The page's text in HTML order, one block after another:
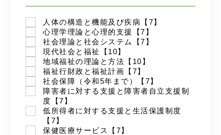
人体の構造と機能及び疾病【7】
心理学理論と心理的支援【7】
社会理論と社会システム【7】
現代社会と福祉【10】
地域福祉の理論と方法【10】
福祉行財政と福祉計画【7】
社会保障（令和5年まで）【7】
障害者に対する支援と障害者自立支援制
度【7】
低所得者に対する支援と生活保護制度
【7】
保健医療サービス【7】